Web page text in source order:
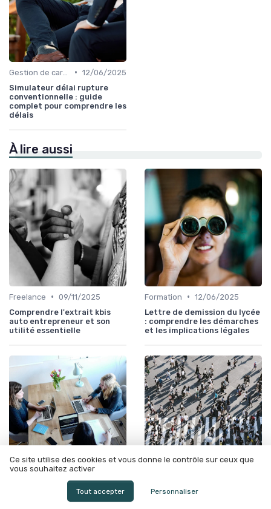
• 12/06/2025
Simulateur délai rupture
conventionnelle : guide
complet pour comprendre les
délais
À lire aussi
Freelance • 09/11/2025
Comprendre l'extrait kbis
auto entrepreneur et son
utilité essentielle
Formation • 12/06/2025
Lettre de demission du lycée
: comprendre les démarches
et les implications légales
• 12/06/2025
Calendrier rupture
Ce site utilise des cookies et vous donne le contrôle sur ceux que
vous souhaitez activer
Tout accepter Personnaliser